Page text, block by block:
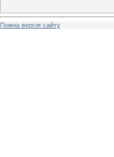
Повна версія сайту